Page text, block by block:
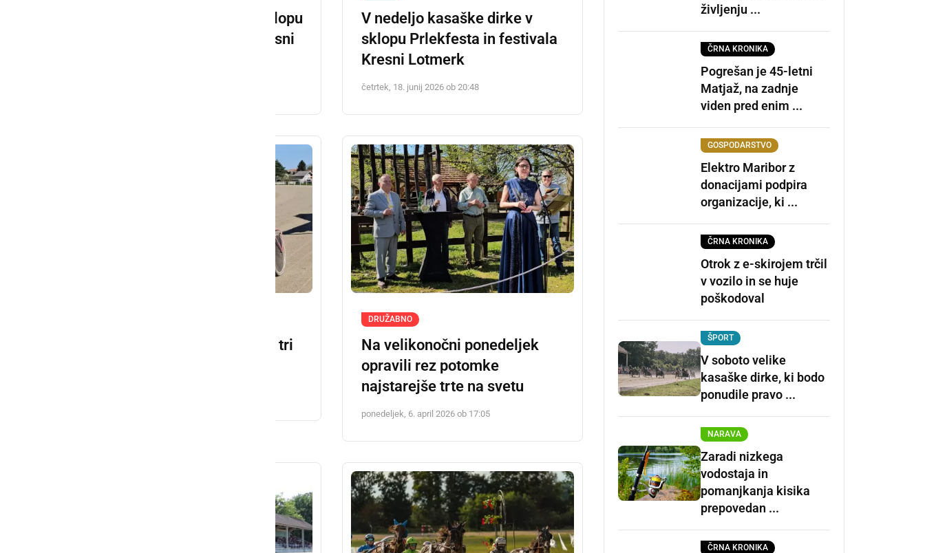
V živo: Kasaške dirke v sklopu
Prlekfesta in festivala Kresni
V nedeljo kasaške dirke v
sklopu Prlekfesta in festivala
Kresni Lotmerk
četrtek, 18. junij 2026 ob 20:48
Za uvod v kasaško sezono tri
DRUŽABNO
Na velikonočni ponedeljek
opravili rez potomke
najstarejše trte na svetu
ponedeljek, 6. april 2026 ob 17:05
življenju ...
ČRNA KRONIKA
Pogrešan je 45-letni
Matjaž, na zadnje
viden pred enim ...
GOSPODARSTVO
Elektro Maribor z
donacijami podpira
organizacije, ki ...
ČRNA KRONIKA
Otrok z e-skirojem trčil
v vozilo in se huje
poškodoval
ŠPORT
V soboto velike
kasaške dirke, ki bodo
ponudile pravo ...
NARAVA
Zaradi nizkega
vodostaja in
pomanjkanja kisika
prepovedan ...
ČRNA KRONIKA